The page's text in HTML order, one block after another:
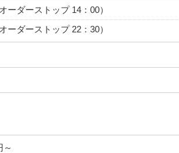
ダーストップ 14：00）
ーダーストップ 22：30）
～